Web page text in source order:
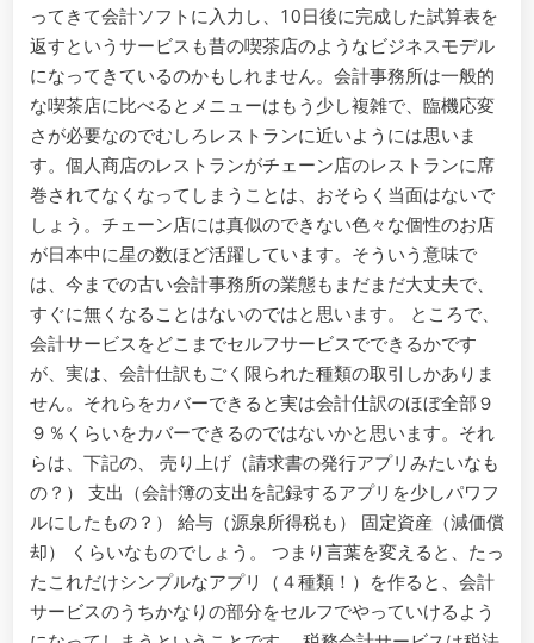
ってきて会計ソフトに入力し、10日後に完成した試算表を
返すというサービスも昔の喫茶店のようなビジネスモデル
になってきているのかもしれません。会計事務所は一般的
な喫茶店に比べるとメニューはもう少し複雑で、臨機応変
さが必要なのでむしろレストランに近いようには思いま
す。個人商店のレストランがチェーン店のレストランに席
巻されてなくなってしまうことは、おそらく当面はないで
しょう。チェーン店には真似のできない色々な個性のお店
が日本中に星の数ほど活躍しています。そういう意味で
は、今までの古い会計事務所の業態もまだまだ大丈夫で、
すぐに無くなることはないのではと思います。 ところで、
会計サービスをどこまでセルフサービスでできるかです
が、実は、会計仕訳もごく限られた種類の取引しかありま
せん。それらをカバーできると実は会計仕訳のほぼ全部９
９％くらいをカバーできるのではないかと思います。それ
らは、下記の、 売り上げ（請求書の発行アプリみたいなも
の？） 支出（会計簿の支出を記録するアプリを少しパワフ
ルにしたもの？） 給与（源泉所得税も） 固定資産（減価償
却） くらいなものでしょう。 つまり言葉を変えると、たっ
たこれだけシンプルなアプリ（４種類！）を作ると、会計
サービスのうちかなりの部分をセルフでやっていけるよう